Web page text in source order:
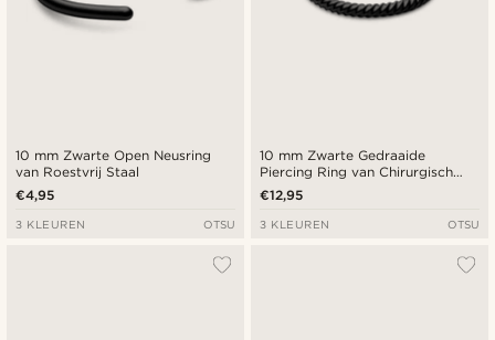
10 mm Zwarte Open Neusring
van Roestvrij Staal
€4,95
3 KLEUREN OTSU
10 mm Zwarte Gedraaide
Piercing Ring van Chirurgisch
Staal
€12,95
3 KLEUREN OTSU